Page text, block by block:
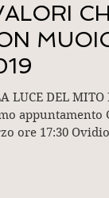
LUCE DEL MITO
appuntamento
ore 17:30